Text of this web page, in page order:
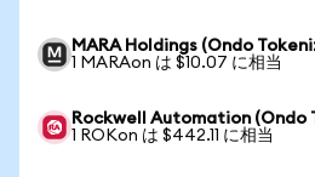
MARA Holdings (Ondo
1 MARAon は $10.07 に相当
Rockwell Automation (Ondo
1 ROKon は $442.11 に相当